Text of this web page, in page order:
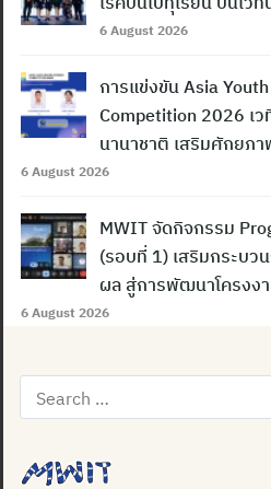
6 August 2026
การแข่งขัน Asia
Competition 2026 เ
นานาชาติ เสริมศักยภ
6 August 2026
MWIT จัดกิจกรรม
(รอบที่ 1) เสริมกระบว
ผล สู่การพัฒนาโครงง
6 August 2026
Search
for: